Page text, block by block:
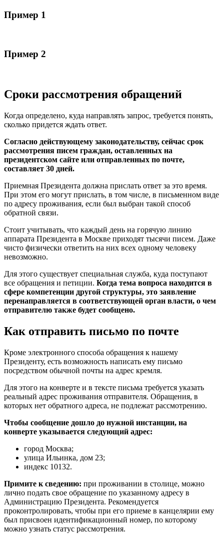
Пример 1
Пример 2
Сроки рассмотрения обращений
Когда определено, куда направлять запрос, требуется понять,
сколько придется ждать ответ.
Согласно действующему законодательству, сейчас срок
рассмотрения писем граждан, оставленных на
президентском сайте или отправленных по почте,
составляет 30 дней.
Приемная Президента должна прислать ответ за это время.
При этом его могут прислать, в том числе, в письменном виде
по адресу проживания, если был выбран такой способ
обратной связи.
Стоит учитывать, что каждый день на горячую линию
аппарата Президента в Москве приходят тысячи писем. Даже
чисто физически ответить на них всех одному человеку
невозможно.
Для этого существует специальная служба, куда поступают
все обращения и петиции. Когда тема вопроса находится в
сфере компетенции другой структуры, это заявление
перенаправляется в соответствующей орган власти, о чем
отправителю также будет сообщено.
Как отправить письмо по почте
Кроме электронного способа обращения к нашему
Президенту, есть возможность написать ему письмо
посредством обычной почты на адрес кремля.
Для этого на конверте и в тексте письма требуется указать
реальный адрес проживания отправителя. Обращения, в
которых нет обратного адреса, не подлежат рассмотрению.
Чтобы сообщение дошло до нужной инстанции, на
конверте указывается следующий адрес:
город Москва;
улица Ильинка, дом 23;
индекс 10132.
Примите к сведению: при проживании в столице, можно
лично подать свое обращение по указанному адресу в
Администрацию Президента. Рекомендуется
проконтролировать, чтобы при его приеме в канцелярии ему
был присвоен идентификационный номер, по которому
можно узнать статус рассмотрения.